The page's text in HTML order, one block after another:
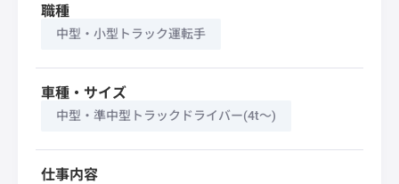
職種
中型・小型トラック運転手
車種・サイズ
中型・準中型トラックドライバー(4t～)
仕事内容